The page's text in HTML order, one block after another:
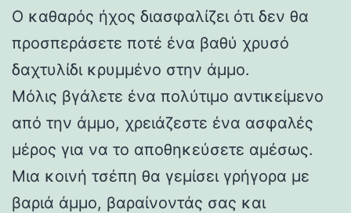
Ο καθαρός ήχος διασφαλίζει ότι δεν θα
προσπεράσετε ποτέ ένα βαθύ χρυσό
δαχτυλίδι κρυμμένο στην άμμο.
Μόλις βγάλετε ένα πολύτιμο αντικείμενο
από την άμμο, χρειάζεστε ένα ασφαλές
μέρος για να το αποθηκεύσετε αμέσως.
Μια κοινή τσέπη θα γεμίσει γρήγορα με
βαριά άμμο, βαραίνοντάς σας και